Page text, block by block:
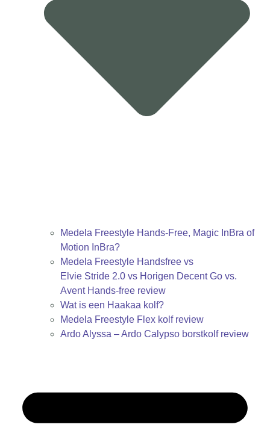
Medela Freestyle Hands-Free, Magic InBra of
Motion InBra?
Medela Freestyle Handsfree vs
Elvie Stride 2.0 vs Horigen Decent Go vs.
Avent Hands-free review
Wat is een Haakaa kolf?
Medela Freestyle Flex kolf review
Ardo Alyssa – Ardo Calypso borstkolf review